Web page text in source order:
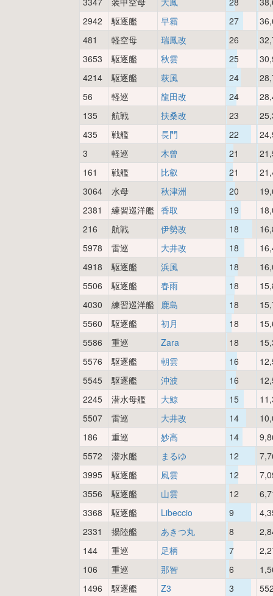
2942
駆逐艦 早霜 27
481
軽空母 瑞鳳改 26
3653
駆逐艦 秋雲 25
4214
駆逐艦 萩風 24
56
軽巡 龍田改 24
135
航戦 扶桑改 23
435
戦艦 長門 22
3
軽巡 木曾 21
161
戦艦 比叡 21
3064
水母 秋津洲 20
2381
練習巡洋艦 香取 19
216
航戦 伊勢改 18
5978
雷巡 大井改 18
4918
駆逐艦 浜風 18
5506
駆逐艦 春雨 18
4030
練習巡洋艦 鹿島 18
5560
駆逐艦 初月 18
5586
重巡 Zara 18
5576
駆逐艦 朝雲 16
5545
駆逐艦 沖波 16
2245
潜水母艦 大鯨 15
5507
雷巡 大井改 14
186
重巡 妙高 14
5572
潜水艦 まるゆ 12
3995
駆逐艦 風雲 12
3556
駆逐艦 山雲 12
3368
駆逐艦 Libeccio 9
2331
揚陸艦 あきつ丸 8
144
重巡 足柄 7
106
重巡 那智 6
1496
駆逐艦 Z3 3